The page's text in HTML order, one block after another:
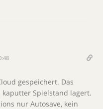
gespeichert. Das
Spielstand lagert.
nur Autosave, kein